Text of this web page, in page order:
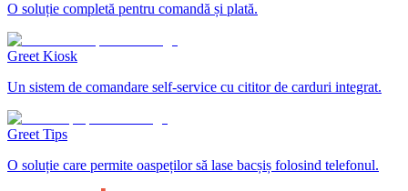
O soluție completă pentru comandă și plată.
Greet Kiosk
Un sistem de comandare self-service cu cititor de carduri integrat.
Greet Tips
O soluție care permite oaspeților să lase bacșiș folosind telefonul.